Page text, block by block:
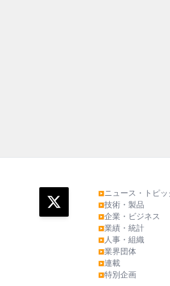
▶ニュース・トピッ
▶技術・製品
▶企業・ビジネス
▶業績・統計
▶人事・組織
▶業界団体
▶連載
▶特別企画